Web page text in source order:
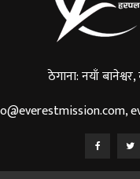
ठेगाना: नयाँ
,